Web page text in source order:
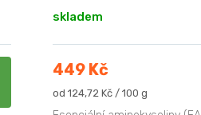
skladem
449 Kč
Měrná
od 124,72 Kč / 100 g